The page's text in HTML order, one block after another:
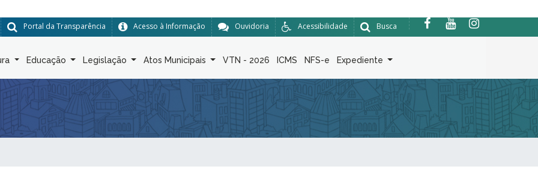
Busca
Acessibilidade
Ouvidoria
Acesso à Informação
Portal da Transparência
Educação Legislação Atos Municipais VTN - 2026 ICMS NFS-e Expediente